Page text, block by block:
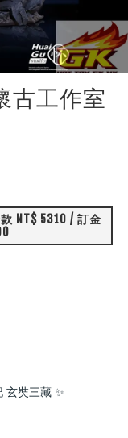
古工作室
NT$ 5310 / 訂金
玄奘三藏 ✨